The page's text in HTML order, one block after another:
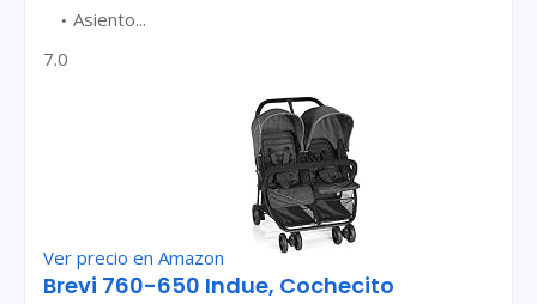
Asiento...
7.0
Ver precio en Amazon
Brevi 760-650 Indue, Cochecito